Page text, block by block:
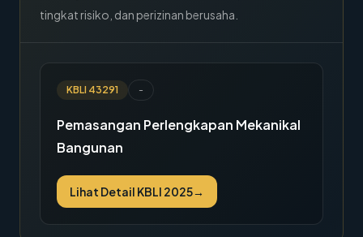
tingkat risiko, dan perizinan berusaha.
KBLI 43291 -
Pemasangan Perlengkapan Mekanikal
Bangunan
Lihat Detail KBLI 2025→